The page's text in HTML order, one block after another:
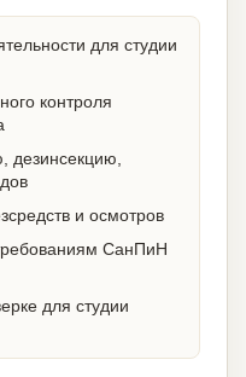
для студии
контроля
дезинсекцию,
и осмотров
СанПиН
для студии